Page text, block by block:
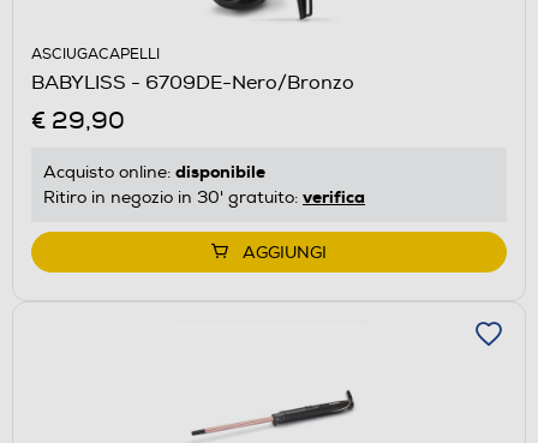
ASCIUGACAPELLI
BABYLISS - 6709DE-Nero/Bronzo
€ 29,90
Acquisto online: disponibile
Ritiro in negozio in 30' gratuito: verifica
AGGIUNGI